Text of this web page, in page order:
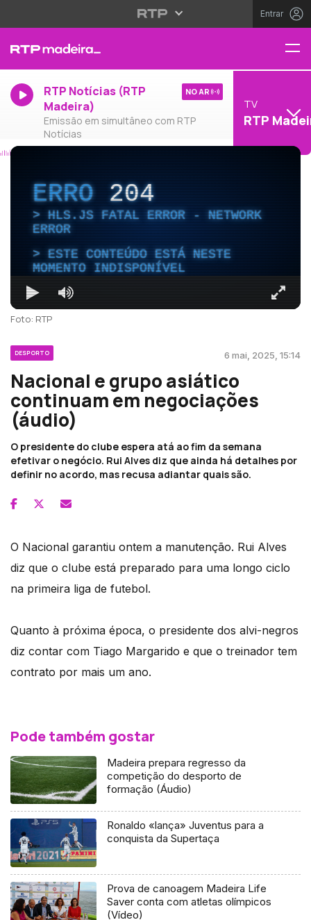
Entrar
RTP Notícias (RTP
Madeira)
Emissão em simultâneo com RTP
Notícias
NO AR
TV
RTP
ERRO204
HLS.JS FATAL ERROR - NETWORK
ERROR
ESTE CONTEÚDO ESTÁ NESTE
MOMENTO INDISPONÍVEL
Foto: RTP
DESPORTO 6 mai, 2025, 15:14
Nacional e grupo asiático
continuam em negociações
(áudio)
O presidente do clube espera atá ao fim da semana
efetivar o negócio. Rui Alves diz que ainda há detalhes por
definir no acordo, mas recusa adiantar quais são.
O Nacional garantiu ontem a manutenção. Rui Alves
diz que o clube está preparado para uma longo ciclo
na primeira liga de futebol.
Quanto à próxima época, o presidente dos alvi-negros
diz contar com Tiago Margarido e que o treinador tem
contrato por mais um ano.
Pode também gostar
Madeira prepara regresso da
competição do desporto de
formação (Áudio)
Ronaldo «lança» Juventus para a
conquista da Supertaça
Prova de canoagem Madeira Life
Saver conta com atletas olímpicos
(Vídeo)